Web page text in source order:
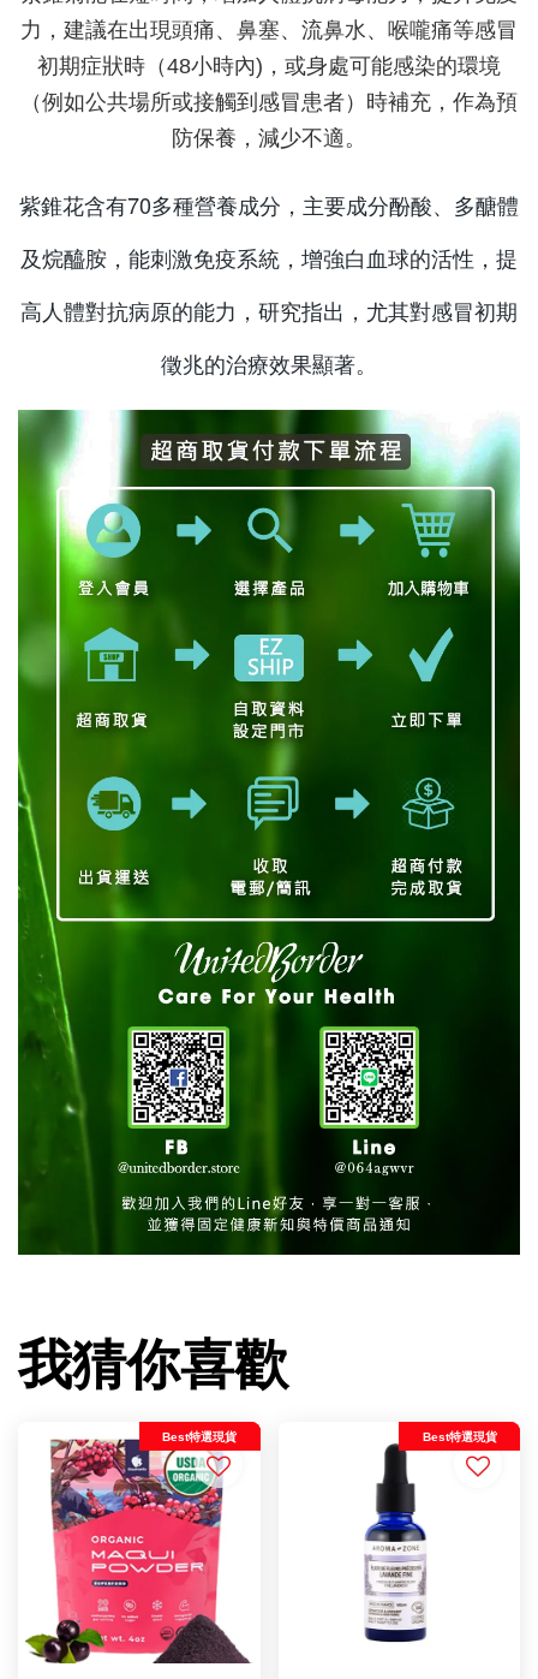
力，建議在出現頭痛、鼻塞、流鼻水、喉嚨痛等感冒
初期症狀時（48小時內)，或身處可能感染的環境
（例如公共場所或接觸到感冒患者）時補充，作為預
防保養，減少不適。
紫錐花含有70多種營養成分，主要成分酚酸、多醣體
及烷醯胺，能刺激免疫系統，增強白血球的活性，提
高人體對抗病原的能力，研究指出，尤其對感冒初期
徵兆的治療效果顯著。
我猜你喜歡
Best特選現貨 Best特選現貨